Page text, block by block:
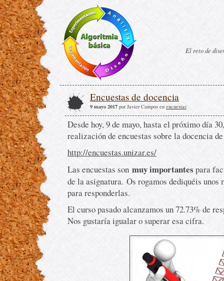
El reto de
Encuestas de docencia
9 mayo 2017 por Javier Campos en encuestas
Desde hoy, 9 de mayo, hasta el próximo día
realización de encuestas sobre la docencia
http://encuestas.unizar.es/
Las encuestas son muy importantes para
de la asignatura. Os rogamos dediquéis unos
para responderlas.
El curso pasado alcanzamos un 72.73% de
Nos gustaría igualar o superar esa cifra.